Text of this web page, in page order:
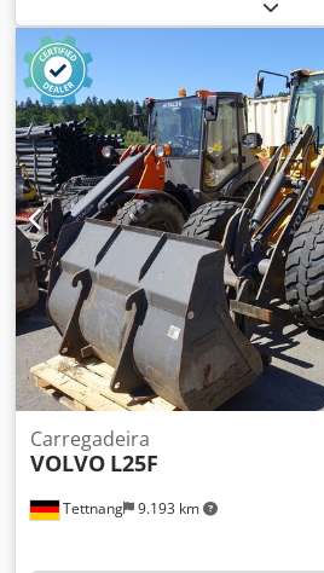
cabina, computador de bordo,
Número de cilindros: 3 Peso vazio:
válvulas: 3 Certificação CE: sim
Estado visual: muito bom Preço:
série: CAT0908MAH8803391 =
- 3ª válvula Dcedpfx Aksy A Tn
Lubrificação centralizada
Tettnang 9.193 km
Carregadeira
VOLVO L25F